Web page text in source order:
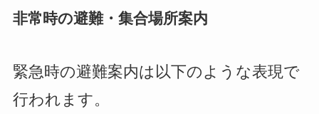
非常時の避難・集合場所案内
緊急時の避難案内は以下のような表現で
行われます。